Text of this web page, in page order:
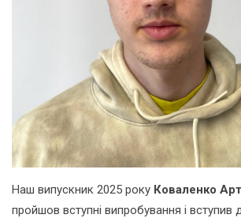
Наш випускник 2025 року Коваленко
пройшов вступні випробування і вступив